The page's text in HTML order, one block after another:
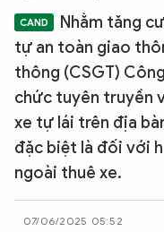
CÔNG AN TRONG LÒNG
XÃ HỘI
PHÁP LUẬT
Nhằm tăng
tự an toàn giao
thông (CSGT)
chức tuyên truyền
xe tự lái trên địa
đặc biệt là đối với
ngoài thuê xe.
07/06/2025 05:52